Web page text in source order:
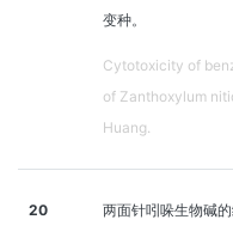
变种。
Cytotoxicity of
of Zanthoxylum
Huang.
20 两面针吲哚生物碱